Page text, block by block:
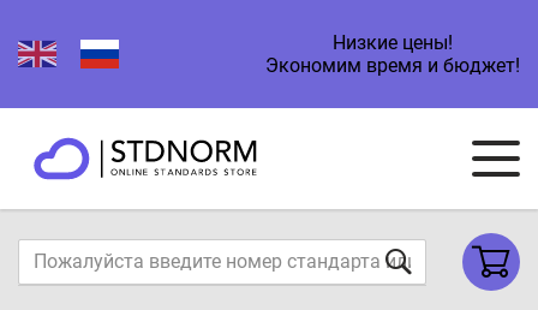
Низкие цены!
Экономим время и бюджет!